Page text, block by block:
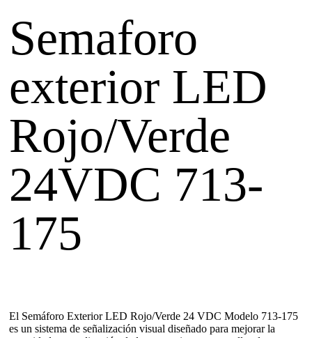
Semaforo
exterior LED
Rojo/Verde
24VDC 713-
175
El Semáforo Exterior LED Rojo/Verde 24 VDC Modelo 713-175
es un sistema de señalización visual diseñado para mejorar la